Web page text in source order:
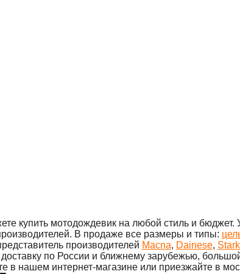
купить мотодождевик на любой стиль и
В продаже все размеры и типы:
производителей Macna, Dainese,
доставку по России и ближнему зарубежью,
в нашем интернет-магазине или приезжайте в